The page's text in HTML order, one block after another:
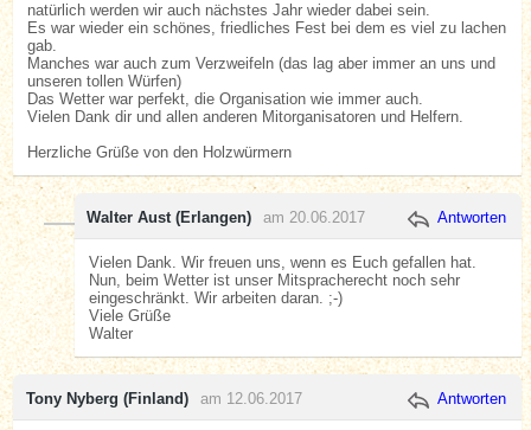
natürlich werden wir auch nächstes Jahr wieder dabei sein.
Es war wieder ein schönes, friedliches Fest bei dem es viel zu lachen
gab.
Manches war auch zum Verzweifeln (das lag aber immer an uns und
unseren tollen Würfen)
Das Wetter war perfekt, die Organisation wie immer auch.
Vielen Dank dir und allen anderen Mitorganisatoren und Helfern.
Herzliche Grüße von den Holzwürmern
Walter Aust (Erlangen) am 20.06.2017 Antworten
Vielen Dank. Wir freuen uns, wenn es Euch gefallen hat.
Nun, beim Wetter ist unser Mitspracherecht noch sehr
eingeschränkt. Wir arbeiten daran. ;-)
Viele Grüße
Walter
Tony Nyberg (Finland) am 12.06.2017 Antworten